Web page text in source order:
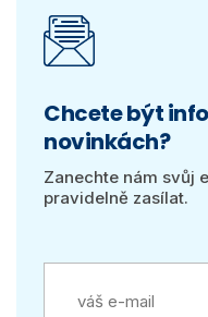
Chcete být
novinkách?
Zanechte nám svůj
pravidelně zasílat.